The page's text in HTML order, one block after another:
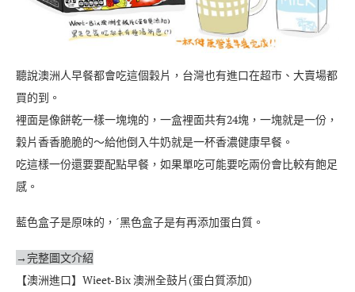
聽說澳洲人早餐都會吃這個穀片，台灣也有進口在超市、大賣場都
買的到。
裡面是像餅乾一樣一塊塊的，一盒裡面共有24塊，一塊就是一份，
穀片香香脆脆的～給他倒入牛奶就是一杯香濃健康早餐。
吃這樣一份還要要配點早餐，如果單吃可能要吃兩份會比較有飽足
感。
藍色盒子是原味的，ˊ黑色盒子是有再添加蛋白質。
→完整圖文介紹
【澳洲進口】Wieet-Bix 澳洲全鼓片(蛋白質添加)